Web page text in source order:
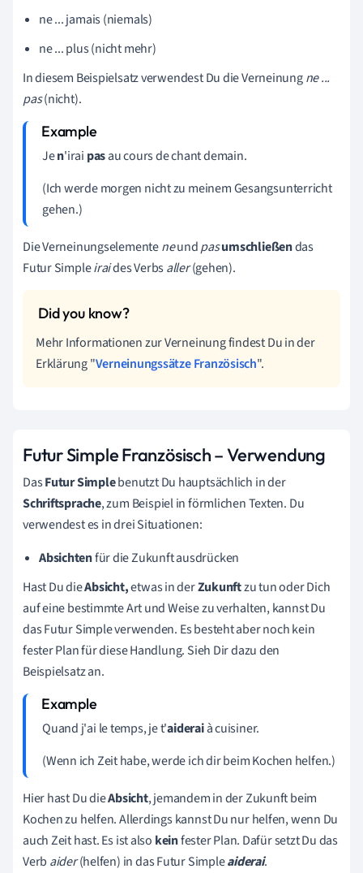
ne ... jamais (niemals)
ne ... plus (nicht mehr)
In diesem Beispielsatz verwendest Du die Verneinungne ...
pas(nicht).
Jen'irai pasau cours de chant demain.
(Ich werde morgen nicht zu meinem Gesangsunterricht
gehen.)
Die Verneinungselementeneundpasumschließendas
Futur Simpleiraides Verbsaller(gehen).
Mehr Informationen zur Verneinung findest Du in der
Erklärung "Verneinungssätze Französisch".
Futur Simple Französisch – Verwendung
DasFuturSimplebenutzt Du hauptsächlich in der
Schriftsprache, zum Beispiel in förmlichen Texten. Du
verwendest es in drei Situationen:
Absichtenfür die Zukunft ausdrücken
Hast Du dieAbsicht,etwas in derZukunftzu tunoder Dich
auf eine bestimmte Art und Weise zu verhalten, kannst Du
das Futur Simple verwenden. Es besteht aber noch kein
fester Plan für diese Handlung. Sieh Dir dazu den
Beispielsatz an.
Quand j'ai le temps, je t'aideraià cuisiner.
(Wenn ich Zeit habe, werde ich dir beim Kochen helfen.)
Hier hast Du dieAbsicht,jemandem in der Zukunft beim
Kochen zu helfen. Allerdings kannst Du nur helfen, wenn Du
auch Zeit hast. Es ist also keinfester Plan. Dafür setzt Du das
Verb aider(helfen) in das Futur Simpleaiderai.